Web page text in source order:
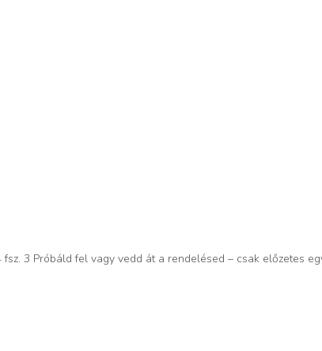
fsz. 3 Próbáld fel vagy vedd át a rendelésed – csak előzetes